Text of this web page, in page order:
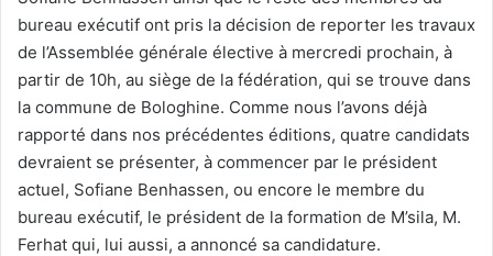
bureau exécutif ont pris la décision de reporter les travaux
de l’Assemblée générale élective à mercredi prochain, à
partir de 10h, au siège de la fédération, qui se trouve dans
la commune de Bologhine. Comme nous l’avons déjà
rapporté dans nos précédentes éditions, quatre candidats
devraient se présenter, à commencer par le président
actuel, Sofiane Benhassen, ou encore le membre du
bureau exécutif, le président de la formation de M’sila, M.
Ferhat qui, lui aussi, a annoncé sa candidature.